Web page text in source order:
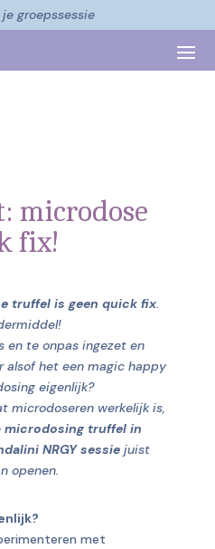
groepssessie
microdose
fix!
truffel is geen quick fix.
en te onpas ingezet en
alsof het een magic happy
eigenlijk?
microdoseren werkelijk is,
microdosing truffel in
NRGY sessiejuist
openen.
met